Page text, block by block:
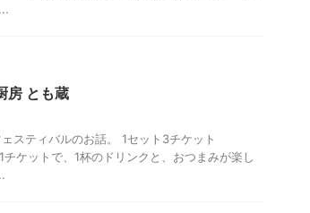
とも蔵
スティバルのお話。 1セット3チケット
ケットで、1杯のドリンクと、おつまみが楽し